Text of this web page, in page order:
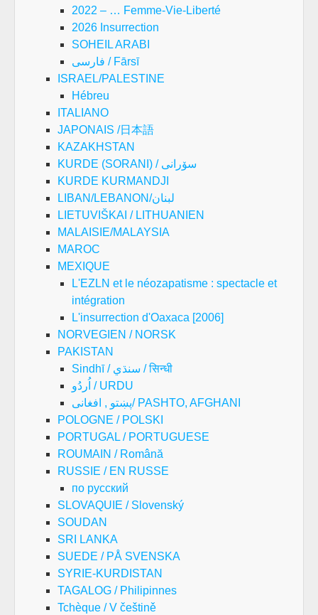
2022 – … Femme-Vie-Liberté
2026 Insurrection
SOHEIL ARABI
فارسی / Fārsī
ISRAEL/PALESTINE
Hébreu
ITALIANO
JAPONAIS /日本語
KAZAKHSTAN
KURDE (SORANI) / سۆرانی
KURDE KURMANDJI
LIBAN/LEBANON/لبنان
LIETUVIŠKAI / LITHUANIEN
MALAISIE/MALAYSIA
MAROC
MEXIQUE
L'EZLN et le néozapatisme : spectacle et
intégration
L'insurrection d'Oaxaca [2006]
NORVEGIEN / NORSK
PAKISTAN
Sindhī / سنڌي / सिन्धी
اُردُو / URDU
پښتو , افغانی/ PASHTO, AFGHANI
POLOGNE / POLSKI
PORTUGAL / PORTUGUESE
ROUMAIN / Română
RUSSIE / EN RUSSE
по русский
SLOVAQUIE / Slovenský
SOUDAN
SRI LANKA
SUEDE / PÅ SVENSKA
SYRIE-KURDISTAN
TAGALOG / Philipinnes
Tchèque / V češtině